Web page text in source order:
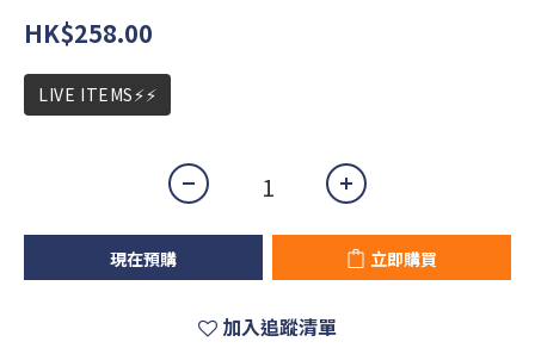
HK$258.00
LIVE ITEMS⚡⚡
現在預購 立即購買
加入追蹤清單